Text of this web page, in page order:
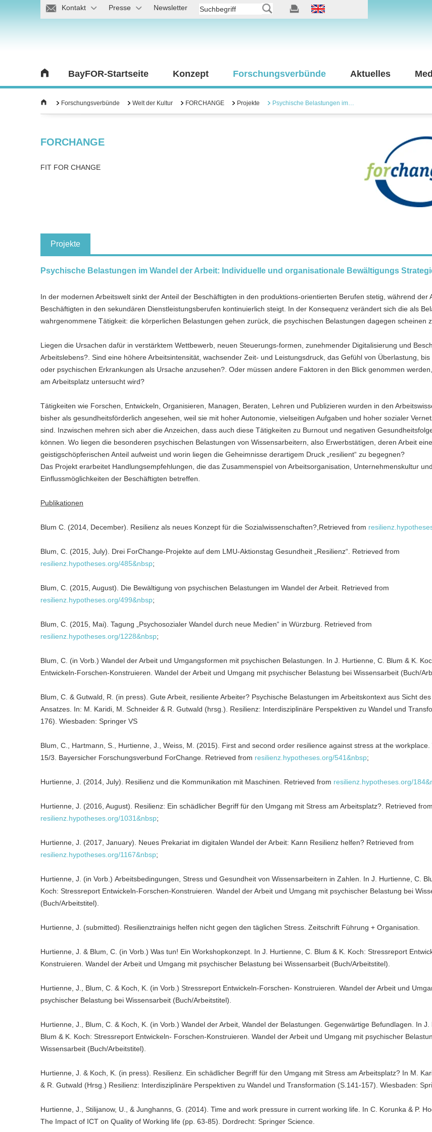
Kontakt Presse Newsletter
BayFOR-Startseite Konzept Forschungsverbünde Aktuelles
Forschungsverbünde Welt der Kultur FORCHANGE Projekte Psychische Belastungen im…
FORCHANGE
FIT FOR CHANGE
Projekte
Psychische Belastungen im Wandel der Arbeit: Individuelle und organisationale Bewältigungs
In der modernen Arbeitswelt sinkt der Anteil der Beschäftigten in den produktions-orientierten Berufen stetig, während der
Beschäftigten in den sekundären Dienstleistungsberufen kontinuierlich steigt. In der Konsequenz verändert sich die als
wahrgenommene Tätigkeit: die körperlichen Belastungen gehen zurück, die psychischen Belastungen dagegen scheinen
Liegen die Ursachen dafür in verstärktem Wettbewerb, neuen Steuerungs-formen, zunehmender Digitalisierung und
Arbeitslebens?. Sind eine höhere Arbeitsintensität, wachsender Zeit- und Leistungsdruck, das Gefühl von Überlastung,
oder psychischen Erkrankungen als Ursache anzusehen?. Oder müssen andere Faktoren in den Blick genommen
am Arbeitsplatz untersucht wird?
Tätigkeiten wie Forschen, Entwickeln, Organisieren, Managen, Beraten, Lehren und Publizieren wurden in den
bisher als gesundheitsförderlich angesehen, weil sie mit hoher Autonomie, vielseitigen Aufgaben und hoher sozialer
sind. Inzwischen mehren sich aber die Anzeichen, dass auch diese Tätigkeiten zu Burnout und negativen
können. Wo liegen die besonderen psychischen Belastungen von Wissensarbeitern, also Erwerbstätigen, deren Arbeit
geistigschöpferischen Anteil aufweist und worin liegen die Geheimnisse derartigem Druck „resilient“ zu begegnen?
Das Projekt erarbeitet Handlungsempfehlungen, die das Zusammenspiel von Arbeitsorganisation, Unternehmenskultur und
Einflussmöglichkeiten der Beschäftigten betreffen.
Publikationen
Blum C. (2014, December). Resilienz als neues Konzept für die Sozialwissenschaften?,Retrieved from
Blum, C. (2015, July). Drei ForChange-Projekte auf dem LMU-Aktionstag Gesundheit „Resilienz“. Retrieved from
resilienz.hypotheses.org/485&nbsp;
Blum, C. (2015, August). Die Bewältigung von psychischen Belastungen im Wandel der Arbeit. Retrieved from
resilienz.hypotheses.org/499&nbsp;
Blum, C. (2015, Mai). Tagung „Psychosozialer Wandel durch neue Medien“ in Würzburg. Retrieved from
resilienz.hypotheses.org/1228&nbsp;
Blum, C. (in Vorb.) Wandel der Arbeit und Umgangsformen mit psychischen Belastungen. In J. Hurtienne, C. Blum & K.
Entwickeln-Forschen-Konstruieren. Wandel der Arbeit und Umgang mit psychischer Belastung bei Wissensarbeit (Buch/
Blum, C. & Gutwald, R. (in press). Gute Arbeit, resiliente Arbeiter? Psychische Belastungen im Arbeitskontext aus Sicht
Ansatzes. In: M. Karidi, M. Schneider & R. Gutwald (hrsg.). Resilienz: Interdisziplinäre Perspektiven zu Wandel und
176). Wiesbaden: Springer VS
Blum, C., Hartmann, S., Hurtienne, J., Weiss, M. (2015). First and second order resilience against stress at the
15/3. Bayersicher Forschungsverbund ForChange. Retrieved from resilienz.hypotheses.org/541&nbsp;
Hurtienne, J. (2014, July). Resilienz und die Kommunikation mit Maschinen. Retrieved from resilienz.hypotheses.org/
Hurtienne, J. (2016, August). Resilienz: Ein schädlicher Begriff für den Umgang mit Stress am Arbeitsplatz?. Retrieved from
resilienz.hypotheses.org/1031&nbsp;
Hurtienne, J. (2017, January). Neues Prekariat im digitalen Wandel der Arbeit: Kann Resilienz helfen? Retrieved from
resilienz.hypotheses.org/1167&nbsp;
Hurtienne, J. (in Vorb.) Arbeitsbedingungen, Stress und Gesundheit von Wissensarbeitern in Zahlen. In J. Hurtienne, C.
Koch: Stressreport Entwickeln-Forschen-Konstruieren. Wandel der Arbeit und Umgang mit psychischer Belastung bei
(Buch/Arbeitstitel).
Hurtienne, J. (submitted). Resilienztrainigs helfen nicht gegen den täglichen Stress. Zeitschrift Führung + Organisation.
Hurtienne, J. & Blum, C. (in Vorb.) Was tun! Ein Workshopkonzept. In J. Hurtienne, C. Blum & K. Koch: Stressreport
Konstruieren. Wandel der Arbeit und Umgang mit psychischer Belastung bei Wissensarbeit (Buch/Arbeitstitel).
Hurtienne, J., Blum, C. & Koch, K. (in Vorb.) Stressreport Entwickeln-Forschen- Konstruieren. Wandel der Arbeit und
psychischer Belastung bei Wissensarbeit (Buch/Arbeitstitel).
Hurtienne, J., Blum, C. & Koch, K. (in Vorb.) Wandel der Arbeit, Wandel der Belastungen. Gegenwärtige Befundlagen. In J.
Blum & K. Koch: Stressreport Entwickeln- Forschen-Konstruieren. Wandel der Arbeit und Umgang mit psychischer
Wissensarbeit (Buch/Arbeitstitel).
Hurtienne, J. & Koch, K. (in press). Resilienz. Ein schädlicher Begriff für den Umgang mit Stress am Arbeitsplatz? In M.
& R. Gutwald (Hrsg.) Resilienz: Interdisziplinäre Perspektiven zu Wandel und Transformation (S.141-157). Wiesbaden:
Hurtienne, J., Stilijanow, U., & Junghanns, G. (2014). Time and work pressure in current working life. In C. Korunka & P.
The Impact of ICT on Quality of Working life (pp. 63-85). Dordrecht: Springer Science.